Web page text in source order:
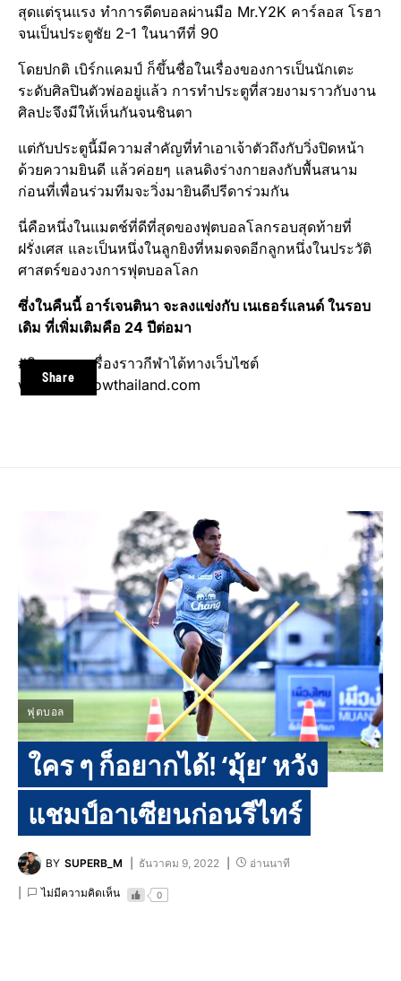
Share
สุดแต่รุนแรง ทำการดีดบอลผ่านมือ Mr.Y2K คาร์ลอส โรฮา
จนเป็นประตู​ชัย 2-1 ในนาทีที่ 90
โดยปกติ เบิร์ก​แคมป์ ก็ขึ้นชื่อในเรื่องของการเป็นนักเตะ
ระดับศิลปิน​ตัวพ่ออยู่แล้ว การทำประตู​ที่สวยงามราวกับงาน
ศิลปะจึงมีให้เห็นกันจนชินตา
แต่กับประตู​นี้มีความสำคัญ​ที่ทำเอาเจ้าตัวถึงกับวิ่งปิดหน้า
ด้วยความยินดี แล้วค่อยๆ แลนดิงร่างกายลงกับพื้นสนาม
ก่อนที่เพื่อนร่วมทีมจะวิ่งมายินดีปรีดาร่วมกัน
นี่คือหนึ่งในแมตช์​ที่ดีที่สุดของฟุตบอล​โลก​รอบ​สุดท้าย​ที่
ฝรั่งเศส​ และเป็นหนึ่งในลูกยิงที่หมดจดอีกลูกหนึ่งในประวัติ
ศาสต​ร์ของ​วงการฟุตบอล​โลก
ซึ่งในคืนนี้ อาร์เจน​ติ​นา จะลงแข่งกับ เนเธอร์แลนด์​ ในรอบ
เดิม ที่เพิ่มเติมคือ 24 ปีต่อมา
#ติดตามทุกเรื่องราวกีฬาได้ทางเว็บไซต์
www.Playnowthailand.com
ฟุตบอล
ใคร ๆ ก็อยากได้! ‘มุ้ย’ หวัง
แชมป์อาเซียนก่อนรีไทร์
BY SUPERB_M ธันวาคม 9, 2022 อ่านนาที
ไม่มีความคิดเห็น 0